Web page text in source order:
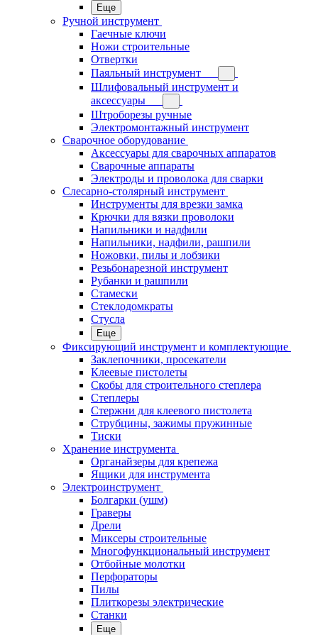
Еще
Ручной инструмент
Гаечные ключи
Ножи строительные
Отвертки
Паяльный инструмент
Шлифовальный инструмент и
аксессуары
Штроборезы ручные
Электромонтажный инструмент
Сварочное оборудование
Аксессуары для сварочных аппаратов
Сварочные аппараты
Электроды и проволока для сварки
Слесарно-столярный инструмент
Инструменты для врезки замка
Крючки для вязки проволоки
Напильники и надфили
Напильники, надфили, рашпили
Ножовки, пилы и лобзики
Резьбонарезной инструмент
Рубанки и рашпили
Стамески
Стеклодомкраты
Стусла
Еще
Фиксирующий инструмент и комплектующие
Заклепочники, просекатели
Клеевые пистолеты
Скобы для строительного степлера
Степлеры
Стержни для клеевого пистолета
Струбцины, зажимы пружинные
Тиски
Хранение инструмента
Органайзеры для крепежа
Ящики для инструмента
Электроинструмент
Болгарки (ушм)
Граверы
Дрели
Миксеры строительные
Многофункциональный инструмент
Отбойные молотки
Перфораторы
Пилы
Плиткорезы электрические
Станки
Еще